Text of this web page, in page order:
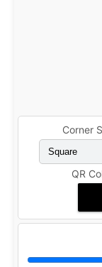
Corner
QR